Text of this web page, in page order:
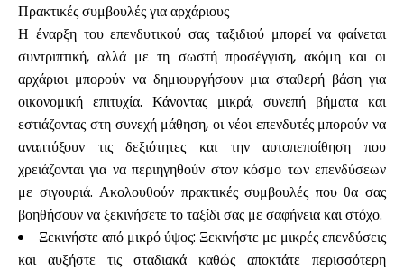
Πρακτικές συμβουλές για αρχάριους
Η έναρξη του επενδυτικού σας ταξιδιού μπορεί να φαίνεται
συντριπτική, αλλά με τη σωστή προσέγγιση, ακόμη και οι
αρχάριοι μπορούν να δημιουργήσουν μια σταθερή βάση για
οικονομική επιτυχία. Κάνοντας μικρά, συνεπή βήματα και
εστιάζοντας στη συνεχή μάθηση, οι νέοι επενδυτές μπορούν να
αναπτύξουν τις δεξιότητες και την αυτοπεποίθηση που
χρειάζονται για να περιηγηθούν στον κόσμο των επενδύσεων
με σιγουριά. Ακολουθούν πρακτικές συμβουλές που θα σας
βοηθήσουν να ξεκινήσετε το ταξίδι σας με σαφήνεια και στόχο.
Ξεκινήστε από μικρό ύψος: Ξεκινήστε με μικρές επενδύσεις
και αυξήστε τις σταδιακά καθώς αποκτάτε περισσότερη